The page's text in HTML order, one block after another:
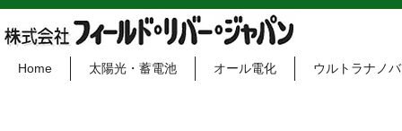
Home 太陽光・蓄電池 オール電化 ウルトラナノ